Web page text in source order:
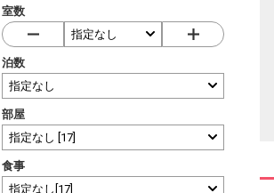
室数
泊数
部屋
食事